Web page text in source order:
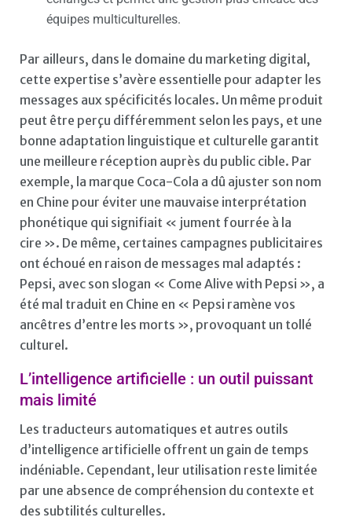
équipes multiculturelles.
Par ailleurs, dans le domaine du marketing digital,
cette expertise s’avère essentielle pour adapter les
messages aux spécificités locales. Un même produit
peut être perçu différemment selon les pays, et une
bonne adaptation linguistique et culturelle garantit
une meilleure réception auprès du public cible. Par
exemple, la marque Coca-Cola a dû ajuster son nom
en Chine pour éviter une mauvaise interprétation
phonétique qui signifiait « jument fourrée à la
cire ». De même, certaines campagnes publicitaires
ont échoué en raison de messages mal adaptés :
Pepsi, avec son slogan « Come Alive with Pepsi », a
été mal traduit en Chine en « Pepsi ramène vos
ancêtres d’entre les morts », provoquant un tollé
culturel.
L’intelligence artificielle : un outil puissant
mais limité
Les traducteurs automatiques et autres outils
d’intelligence artificielle offrent un gain de temps
indéniable. Cependant, leur utilisation reste limitée
par une absence de compréhension du contexte et
des subtilités culturelles.